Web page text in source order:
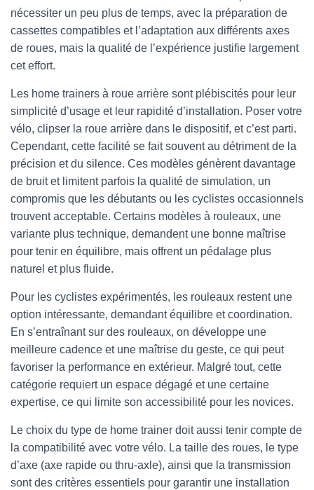
nécessiter un peu plus de temps, avec la préparation de
cassettes compatibles et l’adaptation aux différents axes
de roues, mais la qualité de l’expérience justifie largement
cet effort.
Les home trainers à roue arrière sont plébiscités pour leur
simplicité d’usage et leur rapidité d’installation. Poser votre
vélo, clipser la roue arrière dans le dispositif, et c’est parti.
Cependant, cette facilité se fait souvent au détriment de la
précision et du silence. Ces modèles génèrent davantage
de bruit et limitent parfois la qualité de simulation, un
compromis que les débutants ou les cyclistes occasionnels
trouvent acceptable. Certains modèles à rouleaux, une
variante plus technique, demandent une bonne maîtrise
pour tenir en équilibre, mais offrent un pédalage plus
naturel et plus fluide.
Pour les cyclistes expérimentés, les rouleaux restent une
option intéressante, demandant équilibre et coordination.
En s’entraînant sur des rouleaux, on développe une
meilleure cadence et une maîtrise du geste, ce qui peut
favoriser la performance en extérieur. Malgré tout, cette
catégorie requiert un espace dégagé et une certaine
expertise, ce qui limite son accessibilité pour les novices.
Le choix du type de home trainer doit aussi tenir compte de
la compatibilité avec votre vélo. La taille des roues, le type
d’axe (axe rapide ou thru-axle), ainsi que la transmission
sont des critères essentiels pour garantir une installation